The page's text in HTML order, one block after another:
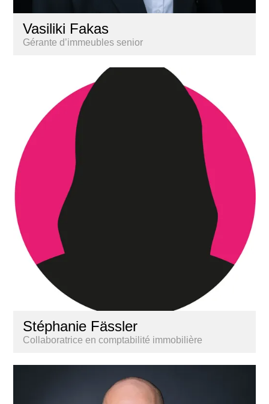
Vasiliki Fakas
Gérante d’immeubles senior
Stéphanie Fässler
Collaboratrice en comptabilité immobilière